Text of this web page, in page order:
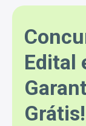
Edital
Grátis!